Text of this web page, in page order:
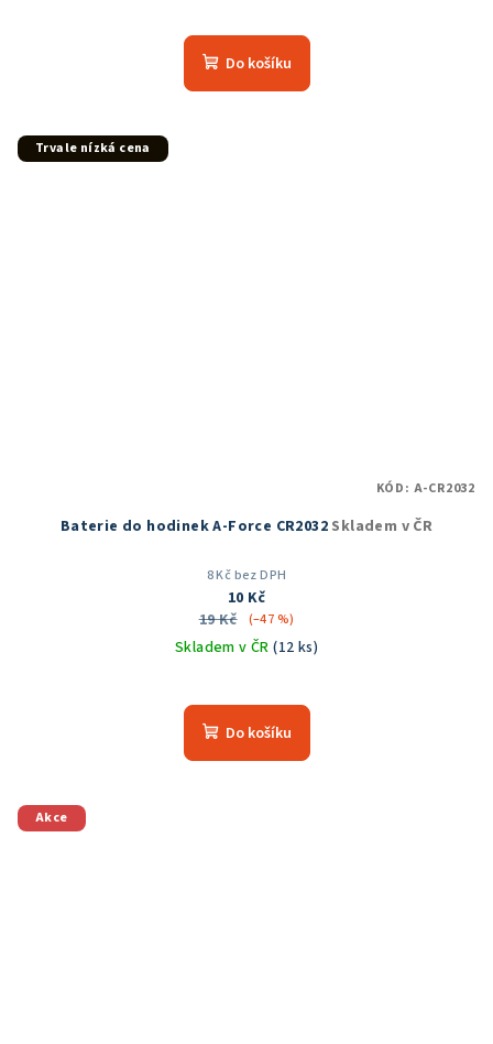
Do košíku
Trvale nízká cena
Baterie do hodinek A-Force CR2032 Skladem v ČR
8 Kč bez DPH
10 Kč
19 Kč
(–47 %)
Skladem v ČR(12 ks)
hodnocení
produktu
Do košíku
KÓD: A-CR2032
Akce